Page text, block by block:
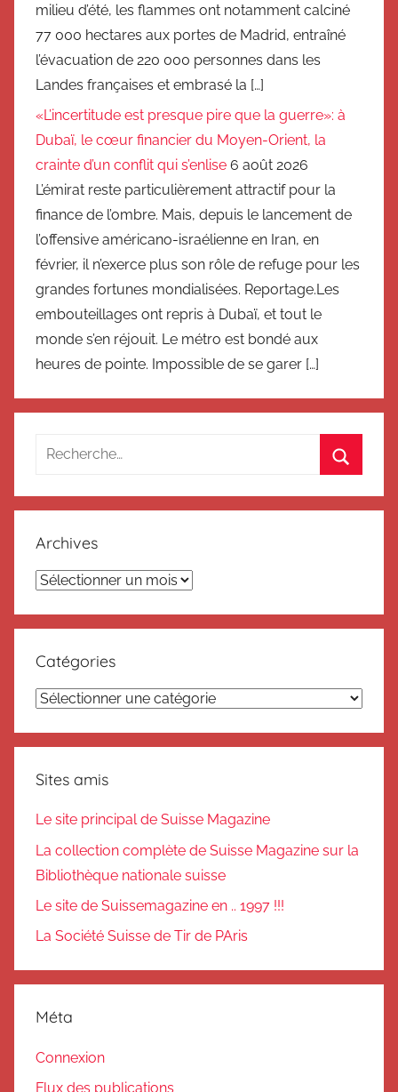
milieu d’été, les flammes ont notamment calciné
77 000 hectares aux portes de Madrid, entraîné
l’évacuation de 220 000 personnes dans les
Landes françaises et embrasé la […]
«L’incertitude est presque pire que la guerre»: à
Dubaï, le cœur financier du Moyen-Orient, la
crainte d’un conflit qui s’enlise 6 août 2026
L’émirat reste particulièrement attractif pour la
finance de l’ombre. Mais, depuis le lancement de
l’offensive américano-israélienne en Iran, en
février, il n’exerce plus son rôle de refuge pour les
grandes fortunes mondialisées. Reportage.Les
embouteillages ont repris à Dubaï, et tout le
monde s’en réjouit. Le métro est bondé aux
heures de pointe. Impossible de se garer […]
Recherche
:
Archives
Archives
Catégories
Catégories
Sites amis
Le site principal de Suisse Magazine
La collection complète de Suisse Magazine sur la
Bibliothèque nationale suisse
Le site de Suissemagazine en .. 1997 !!!
La Société Suisse de Tir de PAris
Méta
Connexion
Flux des publications